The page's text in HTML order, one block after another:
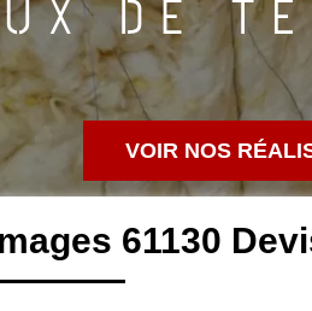
VOIR NOS
61130